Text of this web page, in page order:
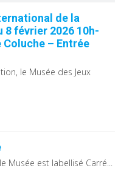
de la
8 février 2026 10h-
Coluche – Entrée
le Musée des Jeux
Musée est labellisé Carré...